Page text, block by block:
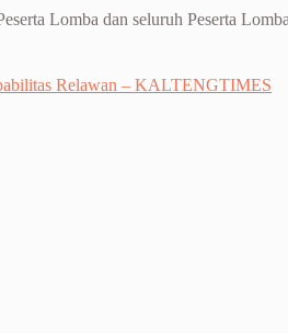
Lomba dan seluruh Peserta
Relawan – KALTENGTIMES